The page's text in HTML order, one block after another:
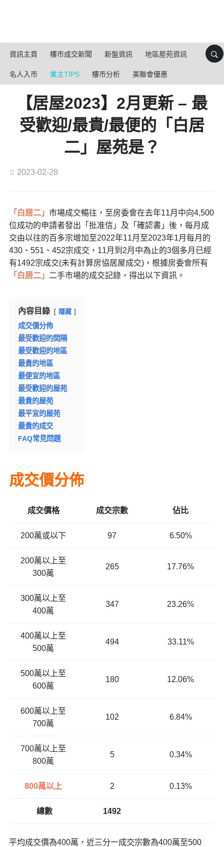
資訊主頁 樓市成交新聞 新盤資訊 地區屋苑資訊
名人入市 業主TIPS 樓市分析 美聯會優惠
【居屋2023】2月更新 – 最
受歡迎/最貴/最便的「白居
二」屋苑是？
2023-02-28
「白居二」 市場成交暢往，至房委會在去年11月中向4,500
位成功的申請者發出「批准信」及「確認書」後，每月成
交由以往的百多宗增加至2022年11月至2023年1月每月的
430、551、452宗成交，11月到2月中為止的3個多月已經
有1492宗成交(未有計算房協居屋成交)，根據房委會所有
「白居二」 二手市場的成交記錄，得出以下資訊。
內容目錄 隱藏
成交價分佈
最受歡迎的間隔
最受歡迎的地區
最貴的地區
最便宜的地區
最受歡迎的屋苑
最貴的屋苑
最平宜的屋苑
最貴的成交
FAQ常見問題
成交價分佈
成交價格 成交宗數 佔比
200萬或以下 97 6.50%
200萬以上至
300萬
265 17.76%
300萬以上至
400萬
347 23.26%
400萬以上至
500萬
494 33.11%
500萬以上至
600萬
180 12.06%
600萬以上至
700萬
102 6.84%
700萬以上至
800萬
5 0.34%
800萬以上 2 0.13%
總數 1492
平均成交價為400萬，近三分一成交宗數為400萬至500